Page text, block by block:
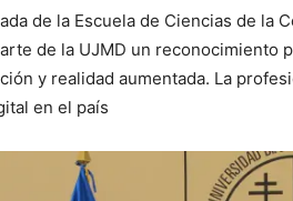
de la Escuela de Ciencias de la
de la UJMD un reconocimiento
y realidad aumentada. La
en el país